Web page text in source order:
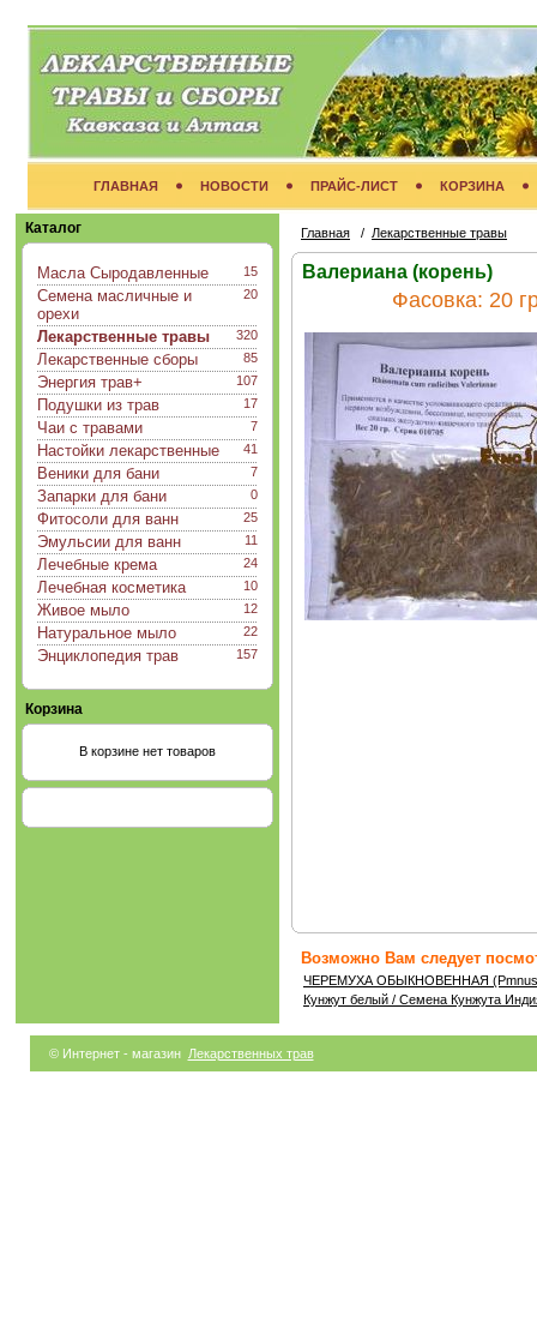
ГЛАВНАЯ НОВОСТИ ПРАЙС-ЛИСТ КОРЗИНА
Каталог
15
Масла Сыродавленные
20
Семена масличные и
орехи
320
Лекарственные травы
85
Лекарственные сборы
107
Энергия трав+
17
Подушки из трав
7
Чаи с травами
41
Настойки лекарственные
7
Веники для бани
0
Запарки для бани
25
Фитосоли для ванн
11
Эмульсии для ванн
24
Лечебные крема
10
Лечебная косметика
12
Живое мыло
22
Натуральное мыло
157
Энциклопедия трав
Корзина
В корзине нет товаров
Главная / Лекарственные травы
Валериана (корень)
Фасовка: 20
Возможно Вам следует
ЧЕРЕМУХА ОБЫКНОВЕННАЯ (Pmnus
Кунжут белый / Семена Кунжута
© Интернет - магазин Лекарственных трав